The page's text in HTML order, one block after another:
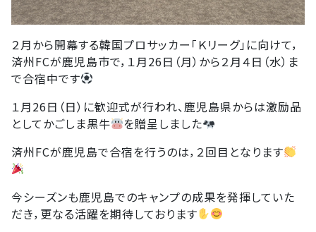
２月から開幕する韓国プロサッカー「Ｋリーグ」に向けて，
済州FCが鹿児島市で，１月26日（月）から２月４日（水）ま
で合宿中です
１月26日（日）に歓迎式が行われ、鹿児島県からは激励品
としてかごしま黒牛
を贈呈しました
済州FCが鹿児島で合宿を行うのは，２回目となります
今シーズンも鹿児島でのキャンプの成果を発揮していた
だき，更なる活躍を期待しております